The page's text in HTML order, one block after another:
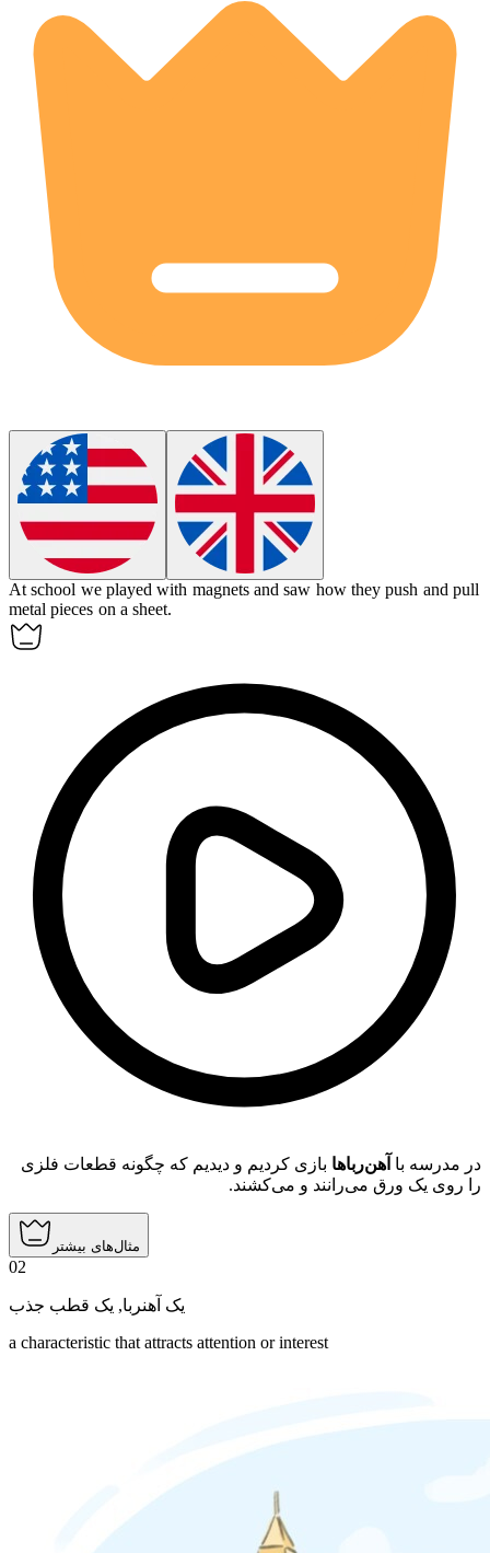
At school we played with magnets and saw how they push and pull
metal pieces on a sheet.
در مدرسه با آهن‌رباها بازی کردیم و دیدیم که چگونه قطعات فلزی
را روی یک ورق می‌رانند و می‌کشند.
مثال‌های بیشتر
02
یک آهنربا, یک قطب جذب
a characteristic that attracts attention or interest